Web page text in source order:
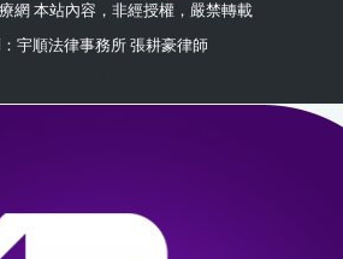
網 本站內容，非經授權，嚴禁轉載
宇順法律事務所 張耕豪律師